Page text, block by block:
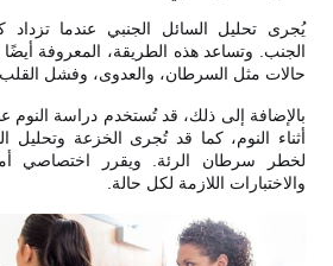
يُجرى تحليل السائل الجنبي عندما
الجنب. وتساعد هذه الطريقة، المعروفة
حالات مثل السرطان، والعدوى، وفشل القلب.
بالإضافة إلى ذلك، قد تُستخدم دراسة النوم
أثناء النوم، كما قد تُجرى الخزعة وتحليل
لخطر سرطان الرئة. ويقرر اختصاصي
والاختبارات اللازمة لكل حالة.